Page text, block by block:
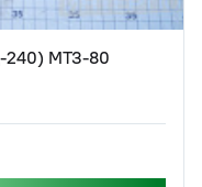
240) МТЗ-80